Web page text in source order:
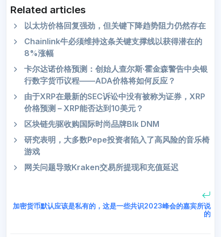
Related articles
以太坊价格回复强劲，但关键下降趋势阻力仍然存在
Chainlink牛必须维持这条关键支撑线以获得潜在的
8%涨幅
卡尔达诺价格预测：创始人查尔斯·霍金森警告中央银
行数字货币议程——ADA价格将如何反应？
由于XRP在最新的SEC诉讼中没有被称为证券，XRP
价格预测 – XRP能否达到10美元？
区块链先驱收购国际时尚品牌Blk DNM
研究表明，大多数Pepe投资者陷入了高风险的音乐椅
游戏
网关问题导致Kraken交易所提现和充值延迟
加密货币默认应该是私有的，这是一些共识2023峰会的嘉宾所说
的